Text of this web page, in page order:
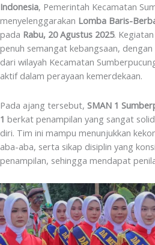
Indonesia, Pemerintah Kecamatan
menyelenggarakan Lomba Baris-
pada Rabu, 20 Agustus 2025.
penuh semangat kebangsaan,
dari wilayah Kecamatan
aktif dalam perayaan kemerdekaan.
Pada ajang tersebut, SMAN 1
1 berkat penampilan yang sangat
diri. Tim ini mampu menunjukkan
aba-aba, serta sikap disiplin yang
penampilan, sehingga mendapat